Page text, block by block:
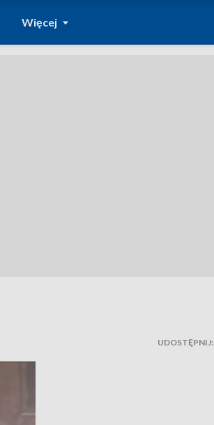
Więcej
UDOSTĘPNIJ: